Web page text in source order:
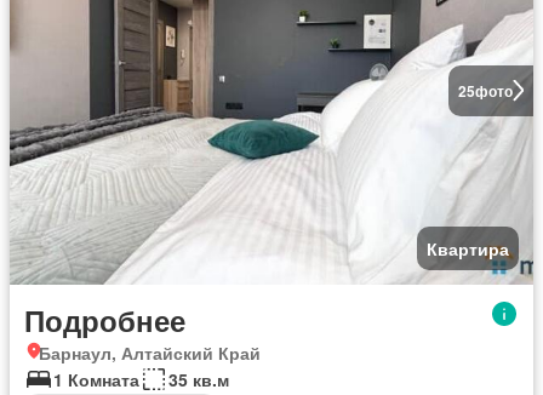
25фото
Квартира
Подробнее
Барнаул, Алтайский Край
1 Комната
35 кв.м